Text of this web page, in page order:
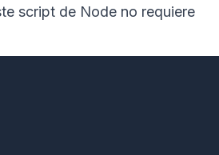
script de Node no requiere